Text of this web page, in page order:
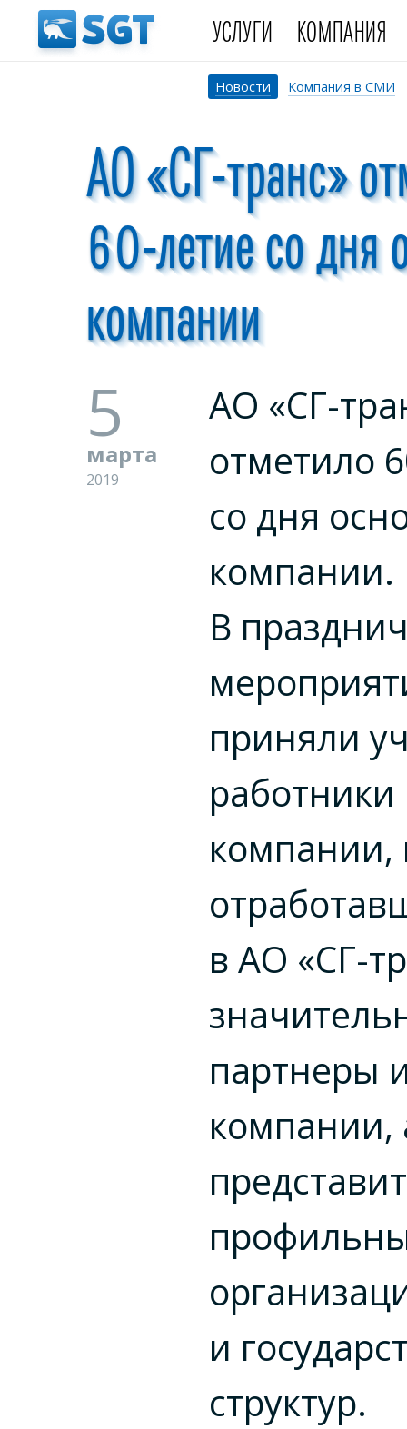
УСЛУГИ КОМПАНИЯ
Новости Компания в СМИ
АО «СГ-транс»
60-летиесо дня
компании
5
марта
2019
АО «СГ-
отметило
со дня
компании.
В
приняли
работники
компании,
в АО «СГ-
партнеры
компании,
и
структур.